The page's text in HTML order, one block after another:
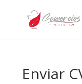
Enviar